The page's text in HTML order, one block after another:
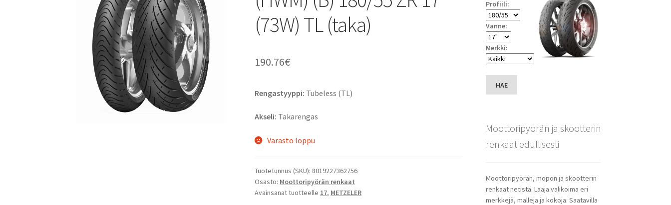
(73W) TL (taka)
190.76€
Rengastyyppi: Tubeless (TL)
Akseli: Takarengas
Varasto loppu
Tuotetunnus (SKU): 8019227362756
Osasto: Moottoripyörän renkaat
Avainsanat tuotteelle 17, METZELER
Profiili:
Vanne:
Merkki:
HAE
Moottoripyörän ja skootterin
renkaat edullisesti
Moottoripyörän, mopon ja skootterin
renkaat netistä. Laaja valikoima eri
merkkejä, malleja ja kokoja. Saatavilla